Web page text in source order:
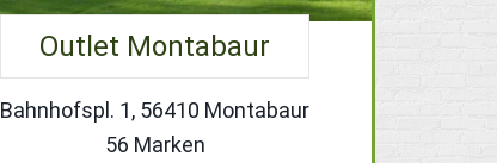
Outlet Montabaur
Bahnhofspl. 1, 56410 Montabaur
56 Marken